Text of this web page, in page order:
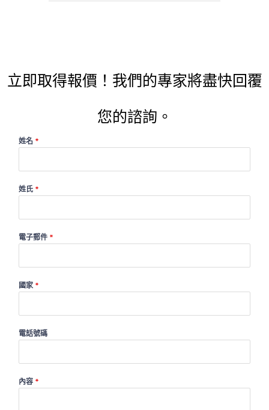
立即取得報價！我們的專家將盡快回覆
您的諮詢。
姓名 *
姓氏 *
電子郵件 *
國家 *
電話號碼
內容 *